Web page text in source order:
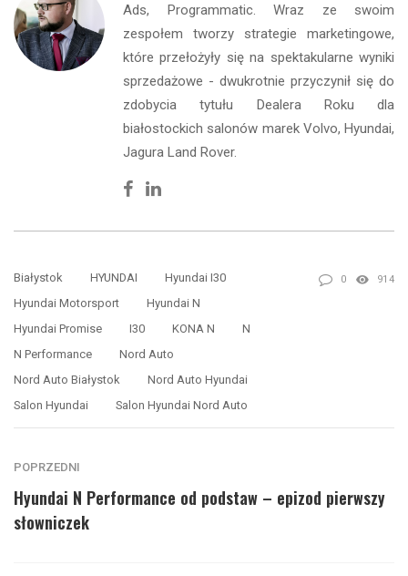
Ads, Programmatic. Wraz ze swoim
zespołem tworzy strategie marketingowe,
które przełożyły się na spektakularne wyniki
sprzedażowe - dwukrotnie przyczynił się do
zdobycia tytułu Dealera Roku dla
białostockich salonów marek Volvo, Hyundai,
Jagura Land Rover.
Facebook
Linkedin
Białystok HYUNDAI
Hyundai I30
Hyundai Motorsport
Hyundai N
Hyundai Promise
I30 KONA N
N
N Performance
Nord Auto
Nord Auto Białystok
Nord Auto Hyundai
Salon Hyundai
Salon Hyundai Nord Auto
0 914
POPRZEDNI
Hyundai N Performance od podstaw – epizod pierwszy
słowniczek